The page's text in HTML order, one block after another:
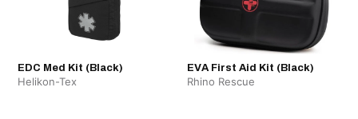
EDC Med Kit (Black)
Helikon-Tex
EVA First Aid Kit (Black)
Rhino Rescue